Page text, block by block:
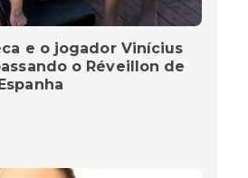
e o jogador Vinícius
o Réveillon de